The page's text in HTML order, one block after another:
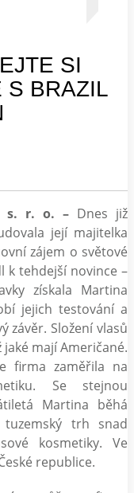
SI
S BRAZIL
s. r. o. – Dnes již
její majitelka
zájem o světové
k tehdejší novince –
získala Martina
jejich testování a
závěr. Složení vlasů
mají Američané.
firma zaměřila na
Se stejnou
Martina běhá
trh snad
kosmetiky. Ve
republice.